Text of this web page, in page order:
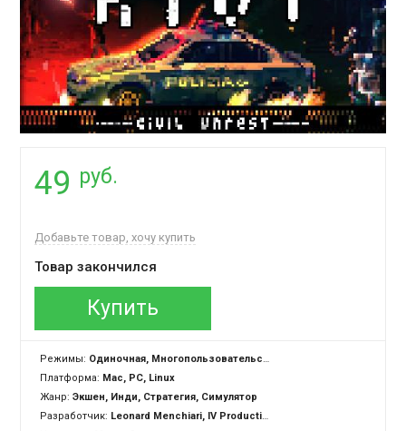
49 руб.
Добавьте товар, хочу купить
Товар закончился
Купить
Режимы: Одиночная, Многопользовательская
Платформа: Mac, PC, Linux
Жанр:Экшен, Инди, Стратегия, Симулятор
Разработчик: Leonard Menchiari, IV Productions